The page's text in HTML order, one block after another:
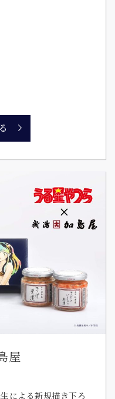
屋
による新規描き下ろ